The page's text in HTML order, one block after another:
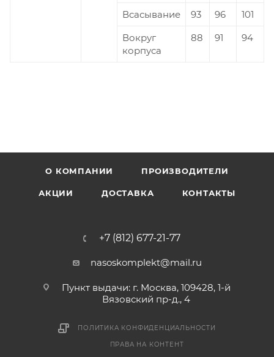
Всасывание
93 96 101
Вокруг
корпуса
88 91 94
О КОМПАНИИ ПРОИЗВОДИТЕЛИ
АКЦИИ ДОСТАВКА КОНТАКТЫ
+7 (812) 677-21-77
nasoskomplekt@mail.ru
Пункт выдачи: г. Москва, 109428, 1-й
Вязовский пр-д., 4
ПОЛИТИКА КОНФИДЕНЦИАЛЬНОСТИ
ПРАВА НА КОНТЕНТ